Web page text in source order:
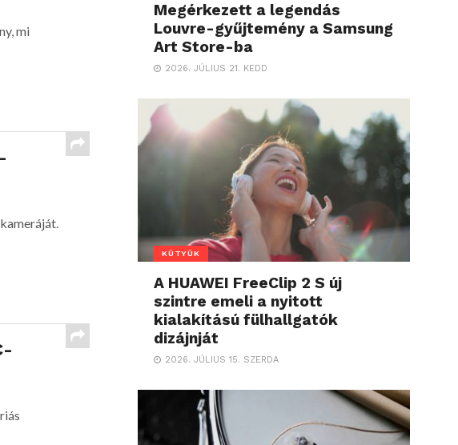
mi
Megérkezett a legendás
Louvre-gyűjtemény a Samsung
Art Store-ba
2026. JÚLIUS 21. KEDD
KÜTYÜK
A HUAWEI FreeClip 2 S új
szintre emeli a nyitott
kialakítású fülhallgatók
dizájnját
2026. JÚLIUS 15. SZERDA